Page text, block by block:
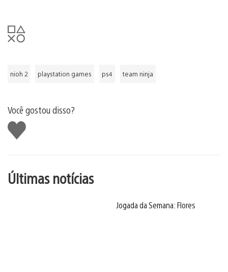
nioh 2 playstation games ps4 team ninja
Você gostou disso?
Curtir
Últimas notícias
Jogada da Semana: Flores